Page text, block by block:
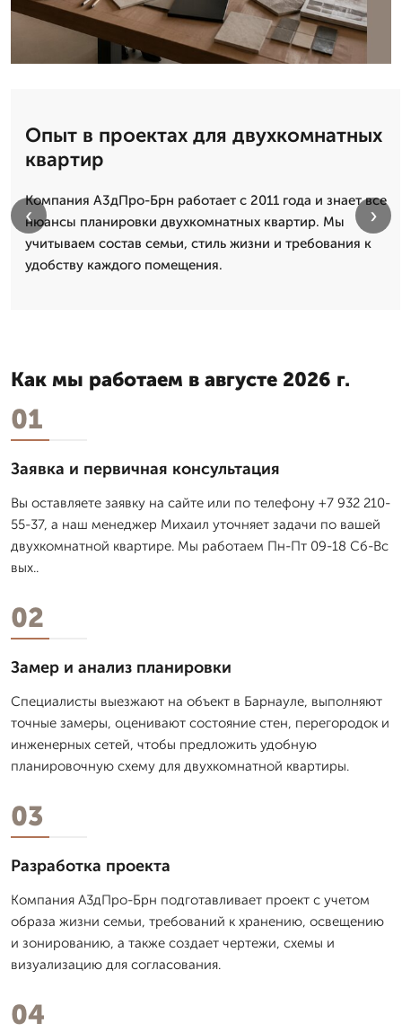
Опыт в проектах для двухкомнатных
квартир
Компания А3дПро-Брн работает с 2011 года и знает все
нюансы планировки двухкомнатных квартир. Мы
учитываем состав семьи, стиль жизни и требования к
удобству каждого помещения.
‹ ›
Как мы работаем в августе 2026 г.
01
Заявка и первичная консультация
Вы оставляете заявку на сайте или по телефону +7 932 210-
55-37, а наш менеджер Михаил уточняет задачи по вашей
двухкомнатной квартире. Мы работаем Пн-Пт 09-18 Сб-Вс
вых..
02
Замер и анализ планировки
Специалисты выезжают на объект в Барнауле, выполняют
точные замеры, оценивают состояние стен, перегородок и
инженерных сетей, чтобы предложить удобную
планировочную схему для двухкомнатной квартиры.
03
Разработка проекта
Компания А3дПро-Брн подготавливает проект с учетом
образа жизни семьи, требований к хранению, освещению
и зонированию, а также создает чертежи, схемы и
визуализацию для согласования.
04